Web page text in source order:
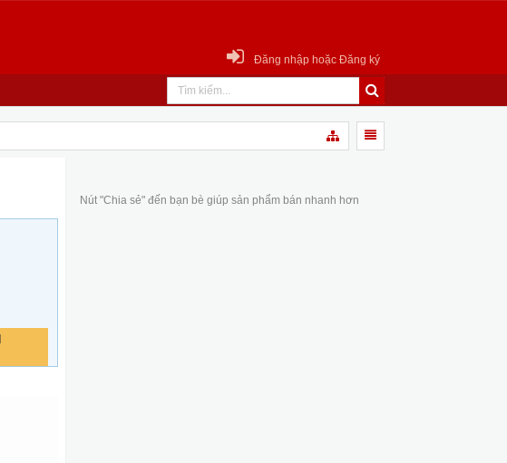
Đăng nhập hoặc Đăng ký
Nút "Chia sẻ" đến bạn bè giúp sản phẩm bán nhanh hơn